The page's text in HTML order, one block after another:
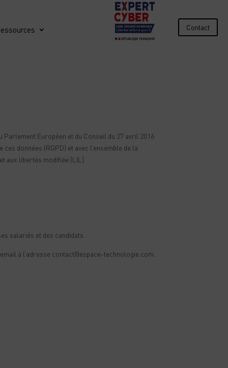
Contact
Européen et du Conseil du 27 avril 2016
données (RGPD) et avec l’ensemble de la
aux libertés modifiée (LIL).
salariés et des candidats.
à l’adresse contact@espace-technologie.com.